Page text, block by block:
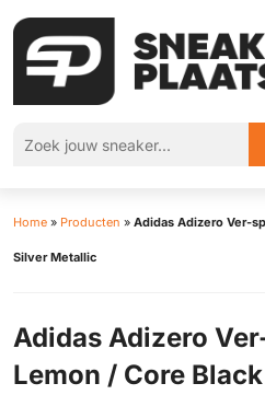
Home » Producten » Adidas Adizero Ver-
Silver Metallic
Adidas Adizero
Lemon / Core